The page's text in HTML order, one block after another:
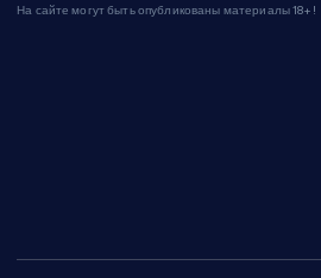
На сайте могут быть опубликованы материалы 18+!